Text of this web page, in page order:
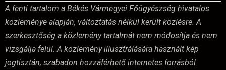
A fenti tartalom a Békés Vármegyei Főügyészség hivatalos
közleménye alapján, változtatás nélkül került közlésre. A
szerkesztőség a közlemény tartalmát nem módosítja és nem
vizsgálja felül. A közlemény illusztrálására használt kép
jogtisztán, szabadon hozzáférhető internetes forrásból